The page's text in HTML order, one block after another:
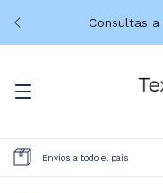
Consultas a
Envíos a todo el país